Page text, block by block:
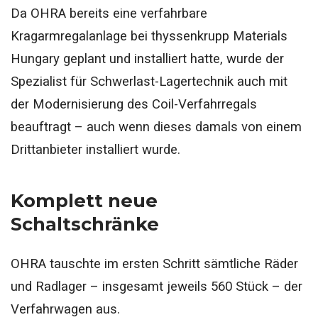
Da OHRA bereits eine verfahrbare
Kragarmregalanlage bei thyssenkrupp Materials
Hungary geplant und installiert hatte, wurde der
Spezialist für Schwerlast-Lagertechnik auch mit
der Modernisierung des Coil-Verfahrregals
beauftragt – auch wenn dieses damals von einem
Drittanbieter installiert wurde.
Komplett neue
Schaltschränke
OHRA tauschte im ersten Schritt sämtliche Räder
und Radlager – insgesamt jeweils 560 Stück – der
Verfahrwagen aus.